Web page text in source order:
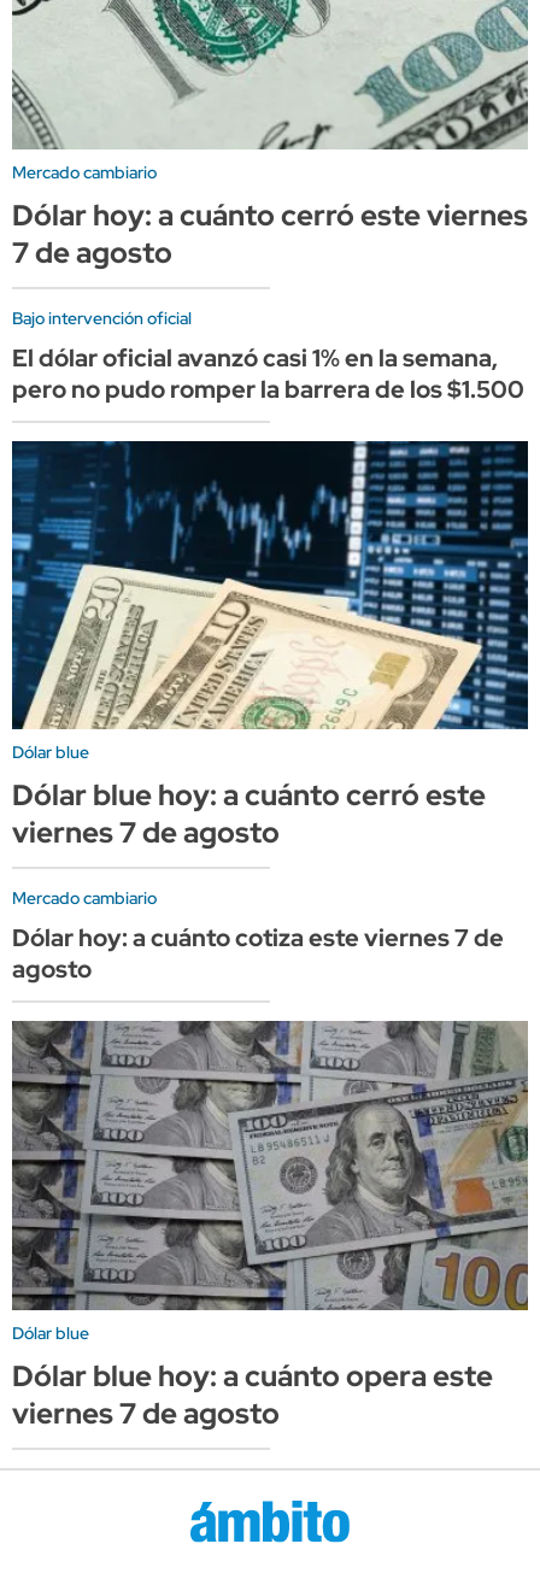
Mercado cambiario
Dólar hoy: a cuánto cerró este viernes
7 de agosto
Bajo intervención oficial
El dólar oficial avanzó casi 1% en la semana,
pero no pudo romper la barrera de los $1.500
Dólar blue
Dólar blue hoy: a cuánto cerró este
viernes 7 de agosto
Mercado cambiario
Dólar hoy: a cuánto cotiza este viernes 7 de
agosto
Dólar blue
Dólar blue hoy: a cuánto opera este
viernes 7 de agosto